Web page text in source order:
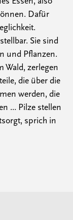
Dafür
Sie sind
und Pflanzen.
Wald, zerlegen
die über die
werden, die
... Pilze stellen
sprich in